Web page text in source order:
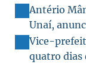
Antério
Unaí,
Vice-
quatro dias